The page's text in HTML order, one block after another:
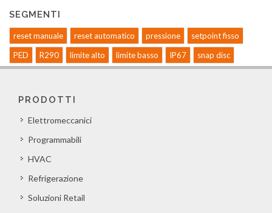
SEGMENTI
reset manuale reset automatico pressione
setpoint fisso
PED
R290 limite alto limite basso IP67 snap disc
PRODOTTI
Elettromeccanici
Programmabili
HVAC
Refrigerazione
Soluzioni Retail